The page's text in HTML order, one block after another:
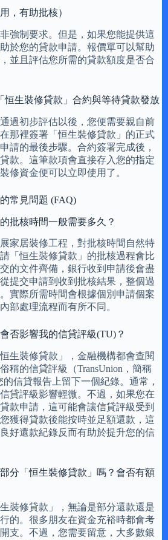
，有助批核）
強制要求。但是，如果您能提供這
於您的貸款申請。報價單可以幫助
並且評估您所需的貸款額度是否合
恒生裝修貸款」合約與等待貸款發放
過初步評估以後，您便需要親自前
那裡簽署「恒生裝修貸款」的正式
請的最後步驟。合約簽署完成後，
款。這筆款項會直接存入您的指定
修資金便可以立即使用了。
常見問題 (FAQ)
批核時間一般需要多久？
家居裝修工程，對批核時間自然特
「恒生裝修貸款」的批核過程會比
的文件齊備，銀行收到申請後會盡
提交申請到收到批核結果，整個過
實際所需時間會根據個別申請個案
部處理流程而有所不同。
否影響我的信貸評級(TU)？
生裝修貸款」，金融機構都會查閱
稱的信貸評級（TransUnion，簡稱
信貸報告上留下一個紀錄。通常，
貸評級影響輕微。不過，如果您在
款申請，這可能會讓信貸評級受到
獲得貸款後能按時並足額還款，這
好還款紀錄反而有助於提升您的信
分「恒生裝修貸款」嗎？會否有額
裝修貸款」，無論是部分還款還是
的。很多朋友在資金充裕時都會考
支。不過，您需要留意，大多數銀